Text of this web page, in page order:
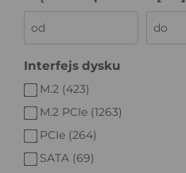
Interfejs dysku
M.2 (423)
M.2 PCIe (1263)
PCIe (264)
SATA (69)